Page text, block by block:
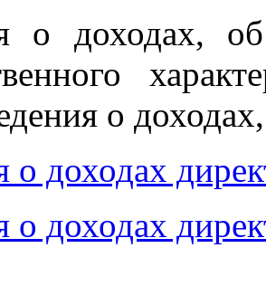
о доходах,
о
о доходах
о доходах